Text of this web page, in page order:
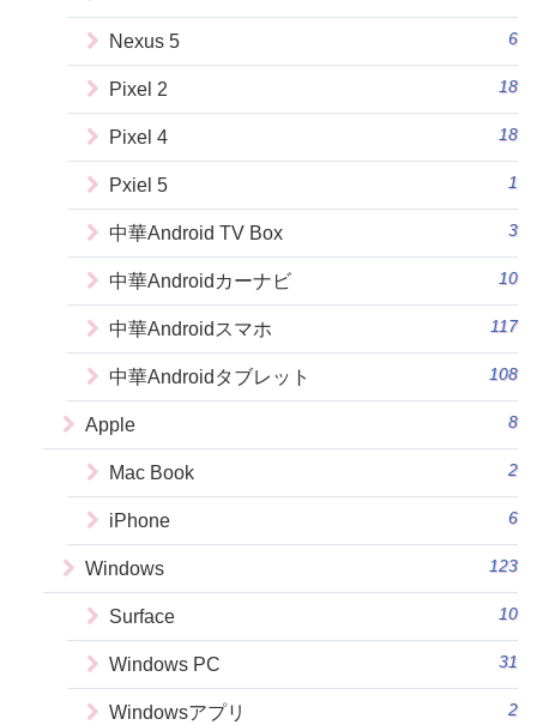
Nexus 5 6
Pixel 2 18
Pixel 4 18
Pxiel 5 1
中華Android TV Box 3
中華Androidカーナビ 10
中華Androidスマホ 117
中華Androidタブレット 108
Apple 8
Mac Book 2
iPhone 6
Windows 123
Surface 10
Windows PC 31
Windowsアプリ 2